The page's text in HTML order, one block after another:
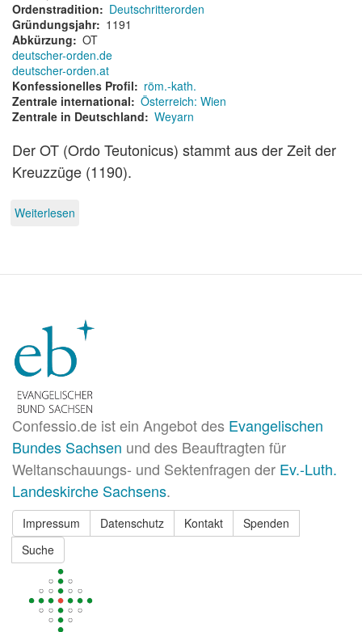
Ordenstradition
Deutschritterorden
Gründungsjahr
1191
Abkürzung
OT
deutscher-orden.de
deutscher-orden.at
Konfessionelles Profil
röm.-kath.
Zentrale international
Österreich: Wien
Zentrale in Deutschland
Weyarn
Der OT (Ordo Teutonicus) stammt aus der Zeit der
Kreuzzüge (1190).
Weiterlesen
Confessio.de ist ein Angebot des Evangelischen
Bundes Sachsen und des Beauftragten für
Weltanschauungs- und Sektenfragen der Ev.-Luth.
Landeskirche Sachsens.
Impressum Datenschutz Kontakt
Spenden
Suche